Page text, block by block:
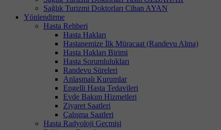
Sağlık Turizmi Doktorları Cihan AYAN
Yönlendirme
Hasta Rehberi
Hasta Hakları
Hastanemize İlk Müracaat (Randevu Alma)
Hasta Hakları Birimi
Hasta Sorumlulukları
Randevu Süreleri
Anlaşmalı Kurumlar
Engelli Hasta Tedavileri
Evde Bakım Hizmetleri
Ziyaret Saatleri
Çalışma Saatleri
Hasta Radyoloji Geçmişi